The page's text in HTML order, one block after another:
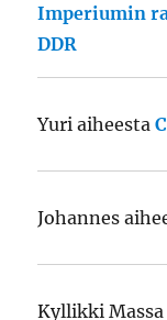
Imperiumin
DDR
Yuri aiheesta
Johannes
Kyllikki Massa